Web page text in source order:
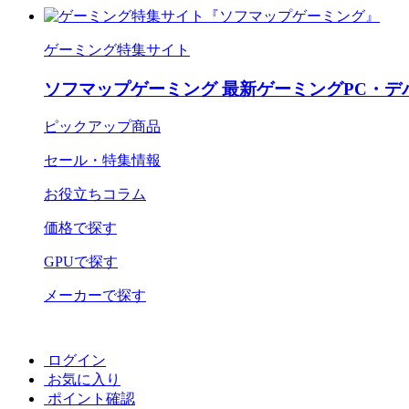
ゲーミング特集サイト
ソフマップゲーミング 最新ゲーミングPC・デ
ピックアップ商品
セール・特集情報
お役立ちコラム
価格で探す
GPUで探す
メーカーで探す
ログイン
お気に入り
ポイント確認